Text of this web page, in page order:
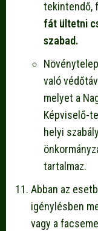
tekintendő,
fát ültetni
szabad.
való
melyet a
Képviselő-
helyi
tartalmaz.
Abban az
igénylésben
vagy a